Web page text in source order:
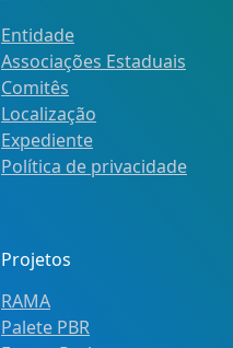
Entidade
Associações Estaduais
Comitês
Localização
Expediente
Política de privacidade
Projetos
RAMA
Palete PBR